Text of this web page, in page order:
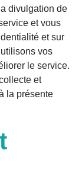
divulgation de
et vous
et sur
vos
le service.
et
la présente